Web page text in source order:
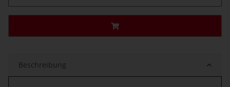
Beschreibung